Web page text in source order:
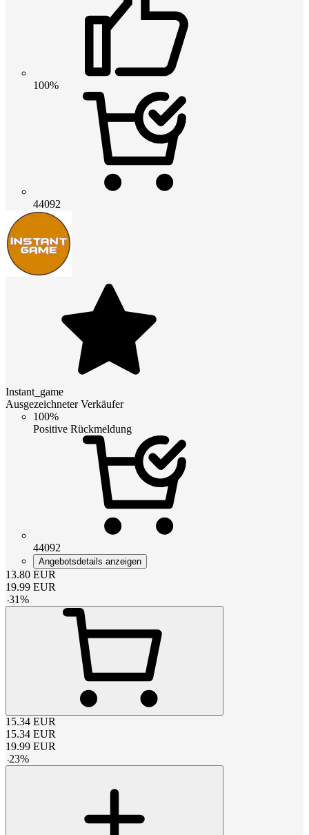
100%
44092
Instant_game
Ausgezeichneter Verkäufer
100%
Positive Rückmeldung
44092
Angebotsdetails anzeigen
13.80 EUR
19.99 EUR
-31%
15.34 EUR
15.34 EUR
19.99 EUR
-23%